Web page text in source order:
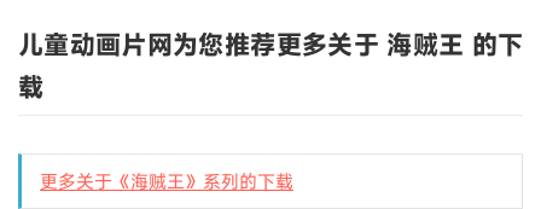
儿童动画片网为您推荐更多关于 海贼王 的下
载
更多关于《海贼王》系列的下载